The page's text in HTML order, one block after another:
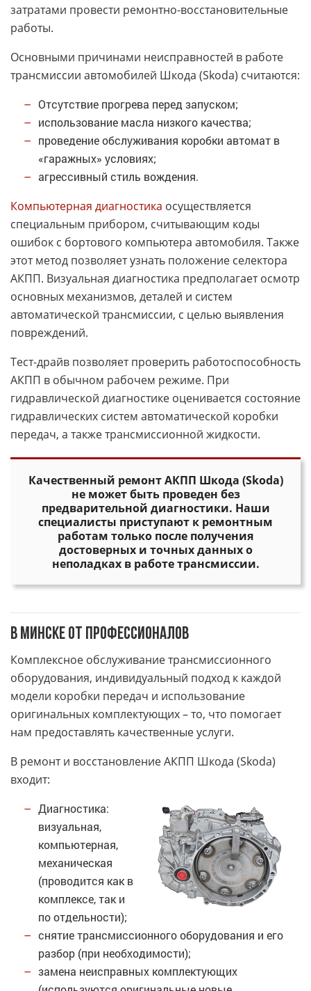
затратами провести ремонтно-восстановительные
работы.
Основными причинами неисправностей в работе
трансмиссии автомобилей Шкода (Skoda) считаются:
Отсутствие прогрева перед запуском;
использование масла низкого качества;
проведение обслуживания коробки автомат в
«гаражных» условиях;
агрессивный стиль вождения.
Компьютерная диагностика осуществляется
специальным прибором, считывающим коды
ошибок с бортового компьютера автомобиля. Также
этот метод позволяет узнать положение селектора
АКПП. Визуальная диагностика предполагает осмотр
основных механизмов, деталей и систем
автоматической трансмиссии, с целью выявления
повреждений.
Тест-драйв позволяет проверить работоспособность
АКПП в обычном рабочем режиме. При
гидравлической диагностике оценивается состояние
гидравлических систем автоматической коробки
передач, а также трансмиссионной жидкости.
Качественный ремонт АКПП Шкода (Skoda)
не может быть проведен без
предварительной диагностики. Наши
специалисты приступают к ремонтным
работам только после получения
достоверных и точных данных о
неполадках в работе трансмиссии.
в Минске от профессионалов
Комплексное обслуживание трансмиссионного
оборудования, индивидуальный подход к каждой
модели коробки передач и использование
оригинальных комплектующих – то, что помогает
нам предоставлять качественные услуги.
В ремонт и восстановление АКПП Шкода (Skoda)
входит:
Диагностика:
визуальная,
компьютерная,
механическая
(проводится как в
комплексе, так и
по отдельности);
снятие трансмиссионного оборудования и его
разбор (при необходимости);
замена неисправных комплектующих